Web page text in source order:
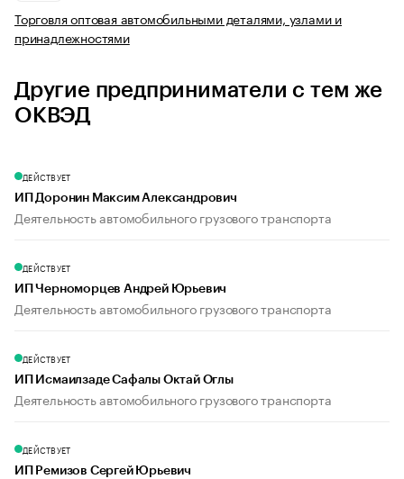
Торговля оптовая автомобильными деталями, узлами и
принадлежностями
Другие предприниматели с тем же
ОКВЭД
ДЕЙСТВУЕТ
ИП Доронин Максим Александрович
Деятельность автомобильного грузового транспорта
ДЕЙСТВУЕТ
ИП Черноморцев Андрей Юрьевич
Деятельность автомобильного грузового транспорта
ДЕЙСТВУЕТ
ИП Исмаилзаде Сафалы Октай Оглы
Деятельность автомобильного грузового транспорта
ДЕЙСТВУЕТ
ИП Ремизов Сергей Юрьевич